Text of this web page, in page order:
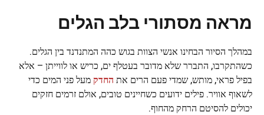
מראה מסתורי בלב הגלים
במהלך הסיור הבחינו אנשי הצוות בגוש כהה המתנדנד בין הגלים.
כשהתקרבו, התברר שלא מדובר בעטלף ים, כריש או לווייתן – אלא
בפיל פראי, מותש, שמדי פעם הרים את החדק מעל פני המים כדי
לשאוף אוויר. פילים ידועים כשחיינים טובים, אולם זרמים חזקים
יכולים להסיטם הרחק מהחוף.